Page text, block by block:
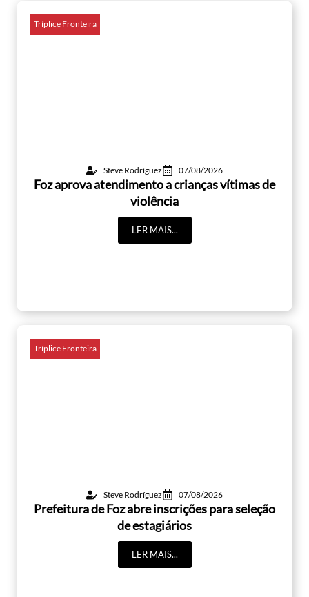
Tríplice Fronteira
Steve Rodríguez 07/08/2026
Foz aprova atendimento a crianças vítimas de
violência
LER MAIS...
Tríplice Fronteira
Steve Rodríguez 07/08/2026
Prefeitura de Foz abre inscrições para seleção
de estagiários
LER MAIS...